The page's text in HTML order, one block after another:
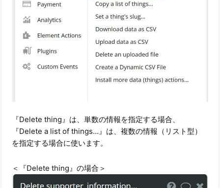
『Delete thing』は、単数の情報を指定する場合、
『Delete a list of things…』は、複数の情報（リスト型）
を指定する場合に使います。
＜『Delete thing』の場合＞